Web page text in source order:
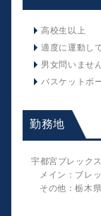
高校生以上
適度に運動し
男女問いませ
バスケットボ
勤務地
宇都宮ブレック
メイン：ブレ
その他：栃木